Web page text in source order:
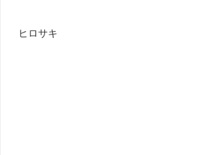
ヒロサキ